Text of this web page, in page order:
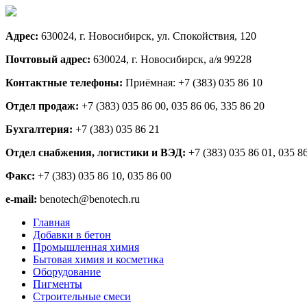
Адрес: 630024, г. Новосибирск, ул. Спокойствия, 120
Почтовый адрес: 630024, г. Новосибирск, а/я 99228
Контактные телефоны: Приёмная: +7 (383) 035 86 10
Отдел продаж: +7 (383) 035 86 00, 035 86 06, 335 86 20
Бухгалтерия: +7 (383) 035 86 21
Отдел снабжения, логистики и ВЭД: +7 (383) 035 86 01, 035
Факс: +7 (383) 035 86 10, 035 86 00
e-mail: benotech@benotech.ru
Главная
Добавки в бетон
Промышленная химия
Бытовая химия и косметика
Оборудование
Пигменты
Строительные смеси